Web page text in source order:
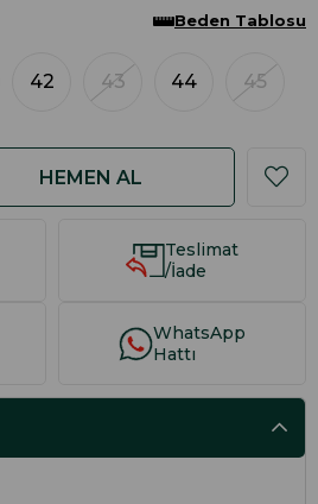
42 43 44 45
Beden Tablosu
Teslimat
/İade
WhatsApp
Hattı